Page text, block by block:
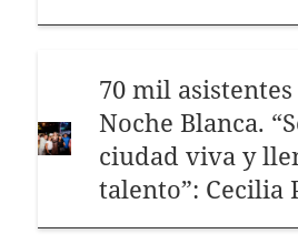
70 mil
Noche Blanca.
ciudad viva y
talento”: Cecilia